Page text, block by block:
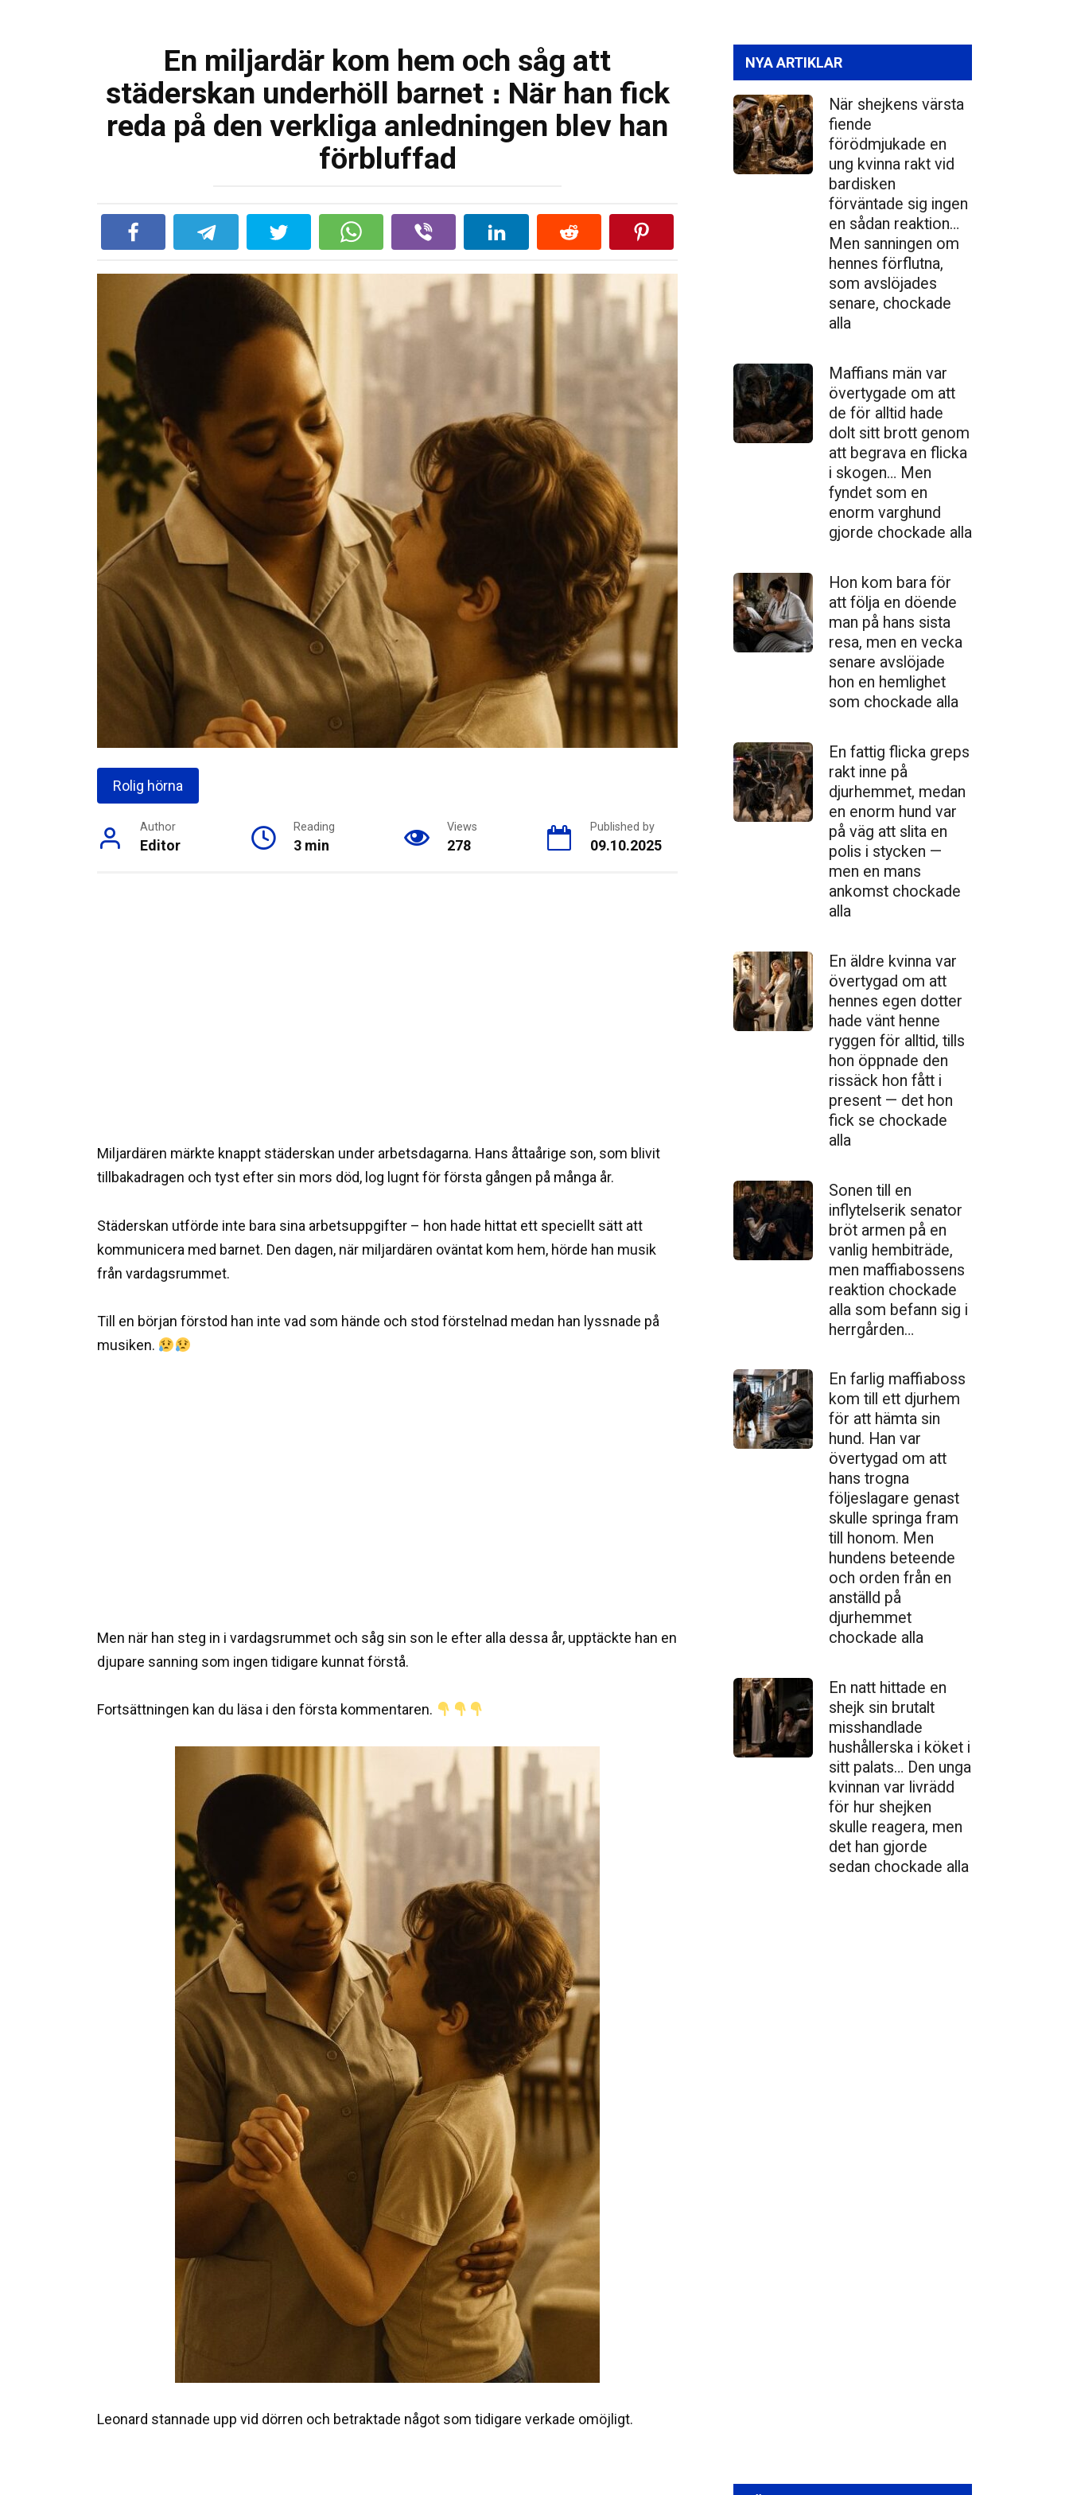
En miljardär kom hem och såg att
städerskan underhöll barnet ։ När han fick
reda på den verkliga anledningen blev han
förbluffad
Rolig hörna
Author
Editor
Reading
3 min
Views
278
Published by
09.10.2025
Miljardären märkte knappt städerskan under arbetsdagarna. Hans åttaårige son, som blivit
tillbakadragen och tyst efter sin mors död, log lugnt för första gången på många år.
Städerskan utförde inte bara sina arbetsuppgifter – hon hade hittat ett speciellt sätt att
kommunicera med barnet. Den dagen, när miljardären oväntat kom hem, hörde han musik
från vardagsrummet.
Till en början förstod han inte vad som hände och stod förstelnad medan han lyssnade på
musiken.
Men när han steg in i vardagsrummet och såg sin son le efter alla dessa år, upptäckte han en
djupare sanning som ingen tidigare kunnat förstå.
Fortsättningen kan du läsa i den första kommentaren.
Leonard stannade upp vid dörren och betraktade något som tidigare verkade omöjligt.
NYA ARTIKLAR
När shejkens värsta
fiende
förödmjukade en
ung kvinna rakt vid
bardisken
förväntade sig ingen
en sådan reaktion…
Men sanningen om
hennes förflutna,
som avslöjades
senare, chockade
alla
Maffians män var
övertygade om att
de för alltid hade
dolt sitt brott genom
att begrava en flicka
i skogen… Men
fyndet som en
enorm varghund
gjorde chockade alla
Hon kom bara för
att följa en döende
man på hans sista
resa, men en vecka
senare avslöjade
hon en hemlighet
som chockade alla
En fattig flicka greps
rakt inne på
djurhemmet, medan
en enorm hund var
på väg att slita en
polis i stycken —
men en mans
ankomst chockade
alla
En äldre kvinna var
övertygad om att
hennes egen dotter
hade vänt henne
ryggen för alltid, tills
hon öppnade den
ris­säck hon fått i
present — det hon
fick se chockade
alla
Sonen till en
inflytelserik senator
bröt armen på en
vanlig hembiträde,
men maffiabossens
reaktion chockade
alla som befann sig i
herrgården…
En farlig maffiaboss
kom till ett djurhem
för att hämta sin
hund. Han var
övertygad om att
hans trogna
följeslagare genast
skulle springa fram
till honom. Men
hundens beteende
och orden från en
anställd på
djurhemmet
chockade alla
En natt hittade en
shejk sin brutalt
misshandlade
hushållerska i köket i
sitt palats… Den unga
kvinnan var livrädd
för hur shejken
skulle reagera, men
det han gjorde
sedan chockade alla